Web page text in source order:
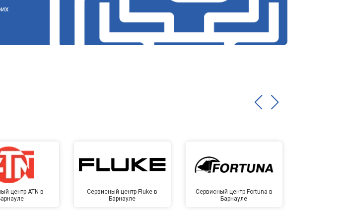
центр ATN в
Сервисный центр Fluke в
Барнауле
Сервисный центр Fortuna в
Барнауле